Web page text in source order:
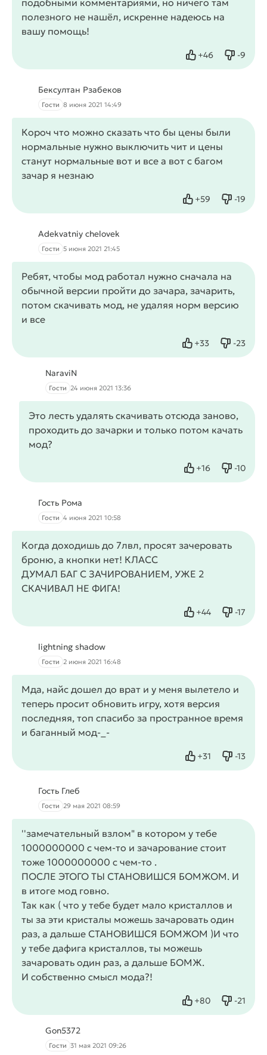
подобными комментариями, но ничего там
полезного не нашёл, искренне надеюсь на
вашу помощь!
+46
Нравится -9
Не
Бексултан Рзабеков
Гости 8 июня 2021 14:49
Короч что можно сказать что бы цены были
нормальные нужно выключить чит и цены
станут нормальные вот и все а вот с багом
зачар я незнаю
+59
Нравится -19
Не
Adekvatniy chelovek
Гости 5 июня 2021 21:45
Ребят, чтобы мод работал нужно сначала на
обычной версии пройти до зачара, зачарить,
потом скачивать мод, не удаляя норм версию
и все
+33
Нравится -23
Не
NaraviN
Гости 24 июня 2021 13:36
Это лесть удалять скачивать отсюда заново,
проходить до зачарки и только потом качать
мод?
+16
Нравится -10
Не
Гость Рома
Гости 4 июня 2021 10:58
Когда доходишь до 7лвл, просят зачеровать
броню, а кнопки нет! КЛАСС
ДУМАЛ БАГ С ЗАЧИРОВАНИЕМ, УЖЕ 2
СКАЧИВАЛ НЕ ФИГА!
+44
Нравится -17
Не
lightning shadow
Гости 2 июня 2021 16:48
Мда, найс дошел до врат и у меня вылетело и
теперь просит обновить игру, хотя версия
последняя, топ спасибо за пространное время
и баганный мод-_-
+31
Нравится -13
Не
Гость Глеб
Гости 29 мая 2021 08:59
''замечательный взлом" в котором у тебе
1000000000 с чем-то и зачарование стоит
тоже 1000000000 с чем-то .
ПОСЛЕ ЭТОГО ТЫ СТАНОВИШСЯ БОМЖОМ. И
в итоге мод говно.
Так как ( что у тебе будет мало кристаллов и
ты за эти кристалы можешь зачаровать один
раз, а дальше СТАНОВИШСЯ БОМЖОМ )И что
у тебе дафига кристаллов, ты можешь
зачаровать один раз, а дальше БОМЖ.
И собственно смысл мода?!
+80
Нравится -21
Не
Gon5372
Гости 31 мая 2021 09:26